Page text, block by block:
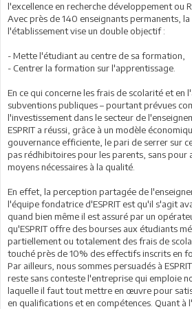
l'excellence en recherche développement ou
Avec près de 140 enseignants permanents,
l'établissement vise un double objectif :
- Mette l'étudiant au centre de sa formation,
- Centrer la formation sur l'apprentissage.
En ce qui concerne les frais de scolarité et en
subventions publiques – pourtant prévues
l'investissement dans le secteur de
ESPRIT a réussi, grâce à un modèle
gouvernance efficiente, le pari de serrer sur
pas rédhibitoires pour les parents, sans pour
moyens nécessaires à la qualité.
En effet, la perception partagée de
l'équipe fondatrice d'ESPRIT est qu'il s'agit
quand bien même il est assuré par un
qu'ESPRIT offre des bourses aux étudiants
partiellement ou totalement des frais de
touché près de 10% des effectifs inscrits en
Par ailleurs, nous sommes persuadés à
reste sans conteste l'entreprise qui emploie
laquelle il faut tout mettre en œuvre pour
en qualifications et en compétences. Quant à